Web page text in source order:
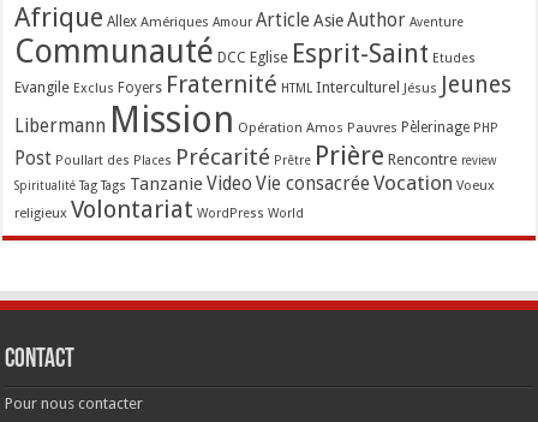
Afrique Allex Amériques Amour Article Asie Author Aventure
Communauté DCC Eglise Esprit-Saint Etudes
Evangile Exclus Foyers Fraternité HTML Interculturel Jésus Jeunes
Libermann Mission Opération Amos Pauvres Pèlerinage PHP
Post Poullart des Places Précarité Prêtre Prière Rencontre review
Spiritualité Tag Tags TanzanieVideo Vie consacrée Vocation Voeux
religieux Volontariat WordPress World
Contact
Pour nous contacter